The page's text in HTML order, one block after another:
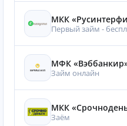
МКК
Первый займ -
МФК
Займ онлайн
МКК
Заём